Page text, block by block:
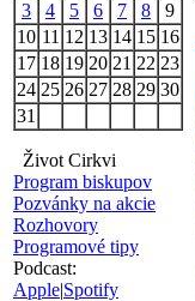
3
4 5 6 7 8
9
10 11 12 13 14 15 16
17 18 19 20 21 22 23
24 25 26 27 28 29 30
31
Život Cirkvi
Program biskupov
Pozvánky na akcie
Rozhovory
Programové tipy
Podcast:
Apple|Spotify